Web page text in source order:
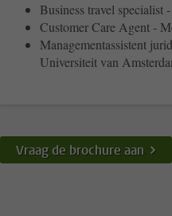
Business travel specialist
Customer Care Agent -
Managementassistent
Universiteit van
Vraag de brochure aan